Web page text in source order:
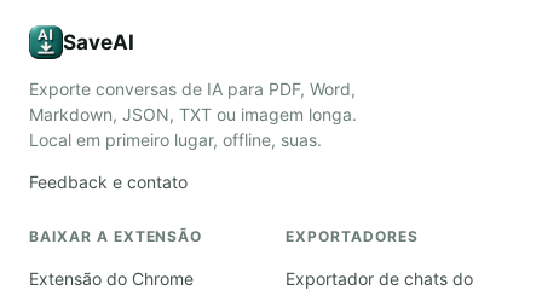
SaveAI
Exporte conversas de IA para PDF, Word,
Markdown, JSON, TXT ou imagem longa.
Local em primeiro lugar, offline, suas.
Feedback e contato
BAIXAR A EXTENSÃO
Extensão do Chrome
EXPORTADORES
Exportador de chats do